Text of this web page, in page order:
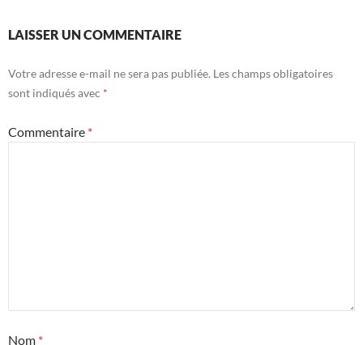
LAISSER UN COMMENTAIRE
Votre adresse e-mail ne sera pas publiée. Les champs obligatoires
sont indiqués avec *
Commentaire *
Nom *